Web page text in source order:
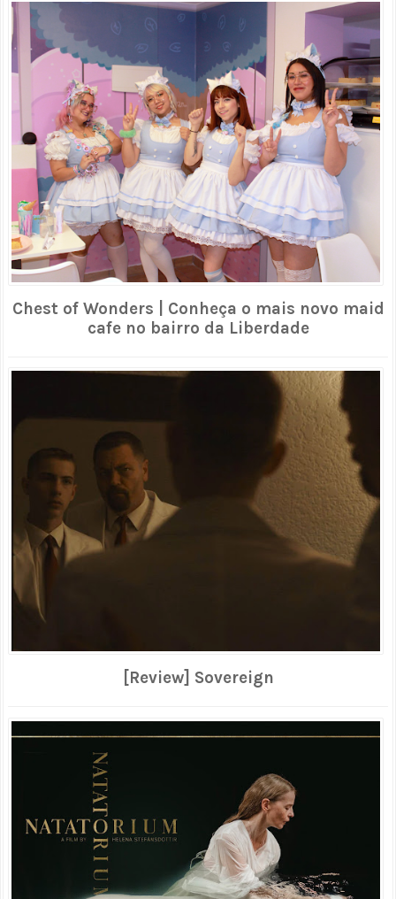
Chest of Wonders | Conheça o mais novo maid
cafe no bairro da Liberdade
[Review] Sovereign